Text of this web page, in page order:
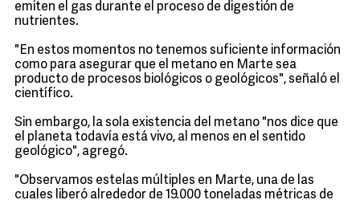
emiten el gas durante el proceso de digestión de
nutrientes.
"En estos momentos no tenemos suficiente información
como para asegurar que el metano en Marte sea
producto de procesos biológicos o geológicos", señaló el
científico.
Sin embargo, la sola existencia del metano "nos dice que
el planeta todavía está vivo, al menos en el sentido
geológico", agregó.
"Observamos estelas múltiples en Marte, una de las
cuales liberó alrededor de 19.000 toneladas métricas de